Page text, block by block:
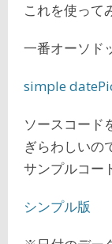
これを使って
一番オーソド
simple
ソースコード
ぎらわしいの
サンプルコー
シンプル版